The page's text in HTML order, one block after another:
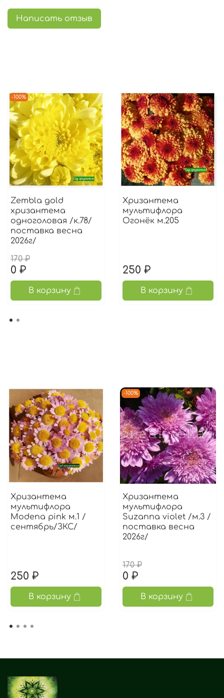
Написать отзыв
-100%
Zembla gold
хризантема
одноголовая /к.78/
поставка весна
2026г/
170 ₽
0 ₽
В корзину
Хризантема
мультифлора
Огонёк м.205
250 ₽
В корзину
Хризантема
мультифлора
Modena pink м.1 /
сентябрь/ЗКС/
250 ₽
В корзину
-100%
Хризантема
мультифлора
Suzanna violet /м.3 /
поставка весна
2026г/
170 ₽
0 ₽
В корзину